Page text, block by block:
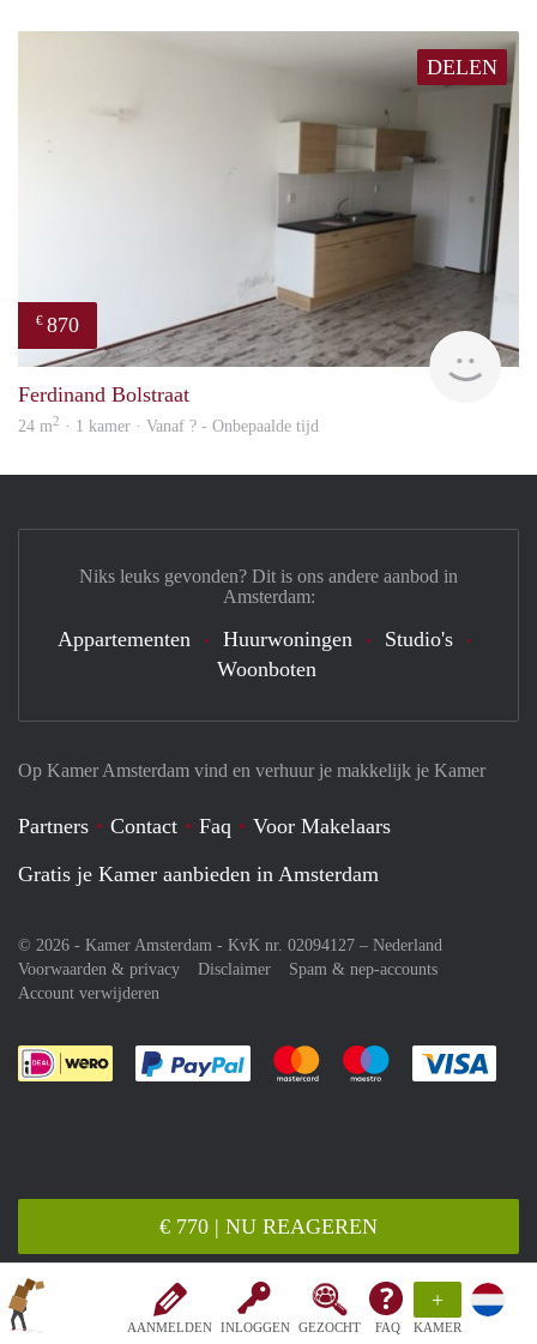
AANMELDEN INLOGGEN GEZOCHT FAQ
+
KAMER
€ 770 | NU REAGEREN
DELEN
€ 870
rent
Ferdinand Bolstraat
24 m2 · 1 kamer · Vanaf ? - Onbepaalde tijd
Op Kamer Amsterdam vind en verhuur je makkelijk je Kamer
Partners Contact Faq
Voor Makelaars
Gratis je Kamer aanbieden in Amsterdam
© 2026 - Kamer Amsterdam - KvK nr. 02094127 – Nederland
Voorwaarden & privacy
Disclaimer
Spam & nep-accounts
Account verwijderen
Je rekent gemakkelijk af met Paypal
Je rekent gemakkelijk af met
Je rekent
Niks leuks gevonden? Dit is ons andere aanbod in
Amsterdam:
Appartementen Huurwoningen
Studio's
Woonboten